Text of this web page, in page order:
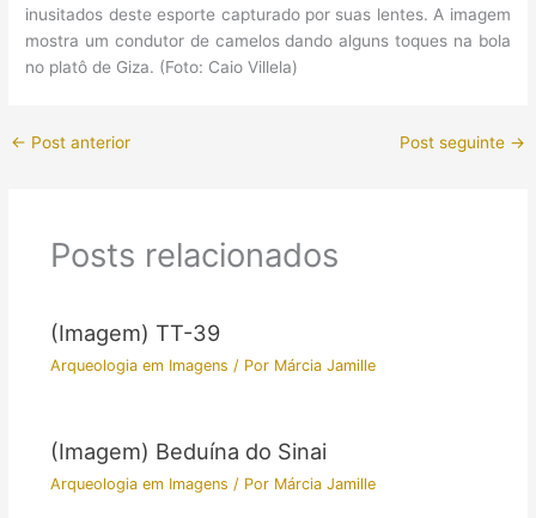
inusitados deste esporte capturado por suas lentes. A imagem
mostra um condutor de camelos dando alguns toques na bola
no platô de Giza. (Foto: Caio Villela)
← Post anterior Post seguinte →
Posts relacionados
(Imagem) TT-39
Arqueologia em Imagens / Por Márcia Jamille
(Imagem) Beduína do Sinai
Arqueologia em Imagens / Por Márcia Jamille